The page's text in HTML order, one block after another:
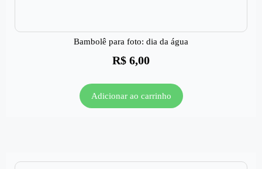
Bambolê para foto: dia da água
R$ 6,00
Adicionar ao carrinho